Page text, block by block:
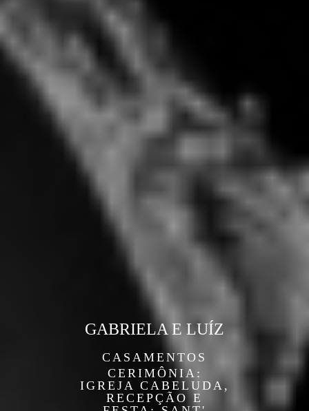
CASAMENTOS
CERIMÔNIA:
IGREJA CABELUDA,
RECEPÇÃO E
GABRIELA E LUÍZ